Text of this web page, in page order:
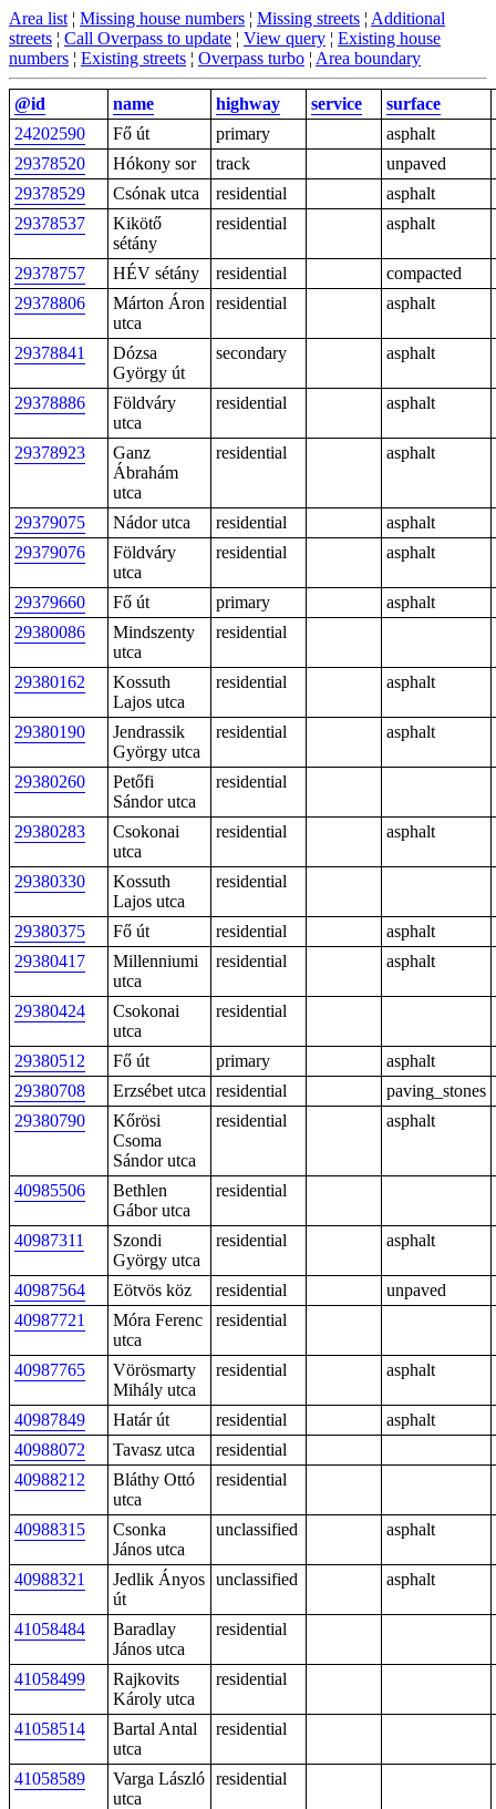
Area list ¦ Missing house numbers ¦ Missing streets ¦ Additional
streets ¦ Call Overpass to update ¦ View query ¦ Existing house
numbers ¦ Existing streets ¦ Overpass turbo ¦ Area boundary
@id name highway service
surface
24202590
Fő út primary
asphalt
29378520
Hókony sor track
unpaved
29378529
Csónak utca residential
asphalt
29378537
Kikötő
sétány
residential asphalt
29378757 HÉV sétány residential
compacted
29378806
Márton Áron
utca
residential asphalt
29378841
Dózsa
György út
secondary asphalt
29378886
Földváry
utca
residential asphalt
29378923
Ganz
Ábrahám
utca
residential asphalt
29379075 Nádor utca residential
asphalt
29379076
Földváry
utca
residential asphalt
29379660 Fő út primary
asphalt
29380086
Mindszenty
utca
residential
29380162
Kossuth
Lajos utca
residential asphalt
29380190
Jendrassik
György utca
residential asphalt
29380260
Petőfi
Sándor utca
residential
29380283
Csokonai
utca
residential asphalt
29380330
Kossuth
Lajos utca
residential
29380375 Fő út residential
asphalt
29380417
Millenniumi
utca
residential asphalt
29380424
Csokonai
utca
residential
29380512 Fő út primary
asphalt
29380708
Erzsébet utca residential
paving_stones
29380790
Kőrösi
Csoma
Sándor utca
residential asphalt
40985506
Bethlen
Gábor utca
residential
40987311
Szondi
György utca
residential asphalt
40987564 Eötvös köz residential
unpaved
40987721
Móra Ferenc
utca
residential
40987765
Vörösmarty
Mihály utca
residential asphalt
40987849 Határ út residential
asphalt
40988072
Tavasz utca
residential
40988212
Bláthy Ottó
utca
residential
40988315
Csonka
János utca
unclassified asphalt
40988321
Jedlik Ányos
út
unclassified asphalt
41058484
Baradlay
János utca
residential
41058499
Rajkovits
Károly utca
residential
41058514
Bartal Antal
utca
residential
41058589
Varga László
utca
residential